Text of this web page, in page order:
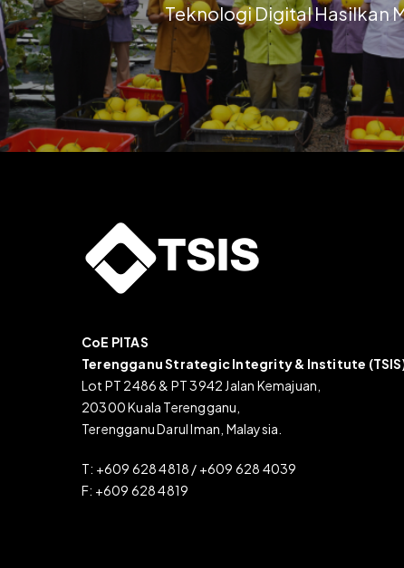
Teknologi Digital Hasilkan
CoE PITAS
Terengganu Strategic Integrity & Institute
Lot PT 2486 & PT 3942 Jalan Kemajuan,
20300 Kuala Terengganu,
Terengganu Darul Iman, Malaysia.
T: +609 628 4818 / +609 628 4039
F: +609 628 4819